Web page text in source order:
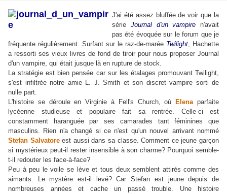
J'ai été assez bluffée de voir que la
série Journal d'un vampire n'avait
pas été évoquée sur le forum que je
fréquente régulièrement. Surfant sur le raz-de-marée Twilight, Hachette
a ressorti ses vieux livres de fond de tiroir pour nous proposer Journal
d'un vampire, qui était jusque là en rupture de stock.
La stratégie est bien pensée car sur les étalages promouvant Twilight,
s'est infiltrée notre amie L. J. Smith et son discret vampire sorti de
nulle part.
L'histoire se déroule en Virginie à Fell's Church, où
Elenaparfaite
lycéenne studieuse et populaire fait sa rentrée. Celle-ci est
constamment haranguée par ses camarades tant féminines que
masculins. Rien n'a changé si ce n'est qu'un nouvel arrivant nommé
Stefan Salvatoreest aussi dans sa classe. Comment ce jeune garçon
si mystérieux peut-il rester insensible à son charme? Pourquoi semble-
t-il redouter les face-à-face?
Peu à peu le voile se lève et tous deux semblent attirés comme des
aimants. Le mystère est-il levé? Car Stefan est jeune depuis de
nombreuses années et cache un passé trouble. Une histoire